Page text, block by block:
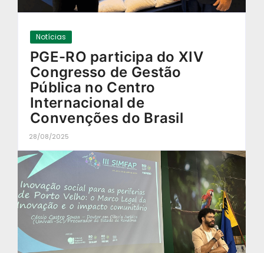
Notícias
PGE-RO participa do XIV
Congresso de Gestão
Pública no Centro
Internacional de
Convenções do Brasil
28/08/2025